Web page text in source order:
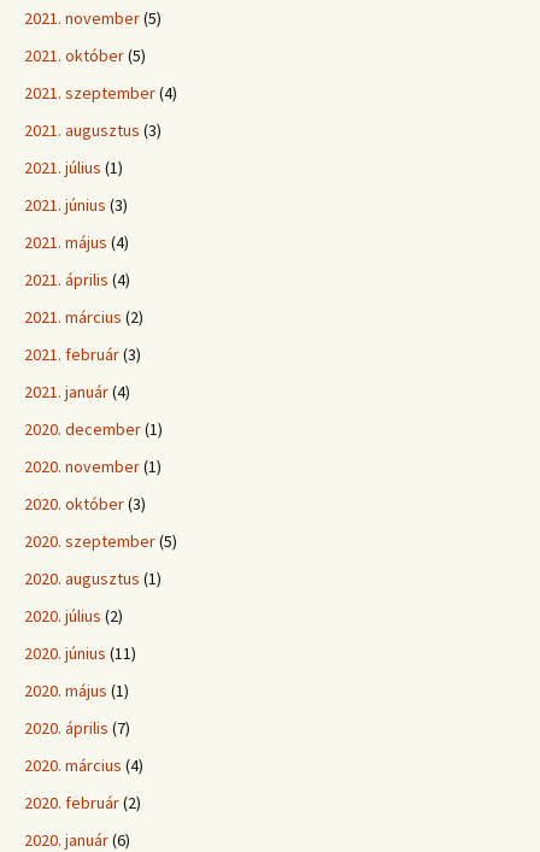
2021. november(5)
2021. október(5)
2021. szeptember(4)
2021. augusztus (3)
2021. július (1)
2021. június (3)
2021. május (4)
2021. április (4)
2021. március (2)
2021. február(3)
2021. január(4)
2020. december(1)
2020. november(1)
2020. október(3)
2020. szeptember(5)
2020. augusztus (1)
2020. július (2)
2020. június (11)
2020. május (1)
2020. április (7)
2020. március (4)
2020. február(2)
2020. január(6)